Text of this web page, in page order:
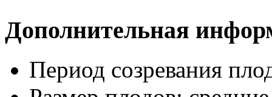
Дополнительная
Период созревания